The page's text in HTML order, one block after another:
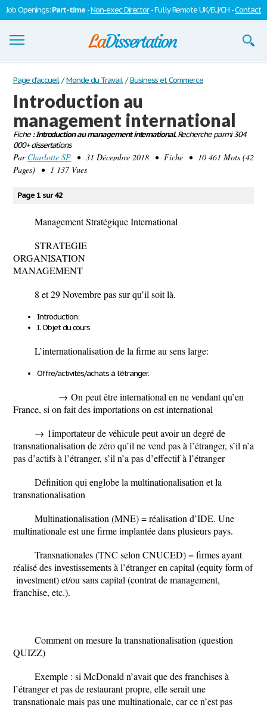
Job Openings:Part-time -Non-exec Director- Fully Remote UK/EU/CH -Contact
Dissertations
S'inscrire
Se connecter
Contactez-nous
Page d'accueil / Monde du Travail / Business et Commerce
Introduction au
management international
Fiche: Introduction au management international.Recherche parmi 304
000+ dissertations
Par Charlotte SP • 31 Décembre 2018 • Fiche • 10 461 Mots (42
Pages) • 1 137 Vues
Page 1 sur 42
Management Stratégique International
STRATEGIE
ORGANISATION
MANAGEMENT
8 et 29 Novembre pas sur qu’il soit là.
Introduction:
I. Objet du cours
L’internationalisation de la firme au sens large:
Offre/activités/achats à l’étranger.
→ On peut être international en ne vendant qu’en
France, si on fait des importations on est international
→ 1importateur de véhicule peut avoir un degré de
transnationalisation de zéro qu’il ne vend pas à l’étranger, s’il n’a
pas d’actifs à l’étranger, s’il n’a pas d’effectif à l’étranger
Définition qui englobe la multinationalisation et la
transnationalisation
Multinationalisation (MNE) = réalisation d’IDE. Une
multinationale est une firme implantée dans plusieurs pays.
Transnationales(TNC selon CNUCED) = firmes ayant
réalisé des investissements à l’étranger en capital (equity form of
investment) et/ou sans capital (contrat de management,
franchise, etc.).
Comment on mesure la transnationalisation (question
QUIZZ)
Exemple : si McDonald n’avait que des franchises à
l’étranger et pas de restaurant propre, elle serait une
transnationale mais pas une multinationale, car ce n’est pas